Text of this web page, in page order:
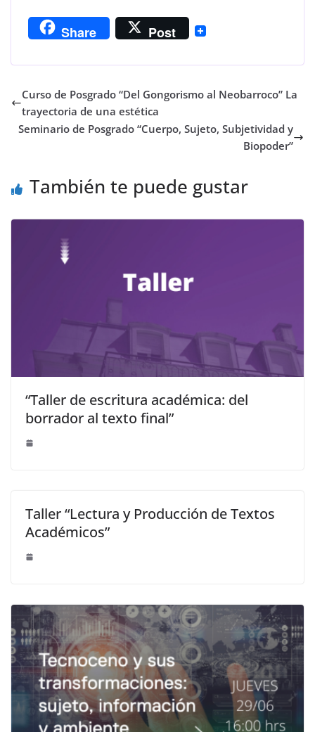
Share Post
Curso de Posgrado “Del Gongorismo al Neobarroco” La
trayectoria de una estética
Seminario de Posgrado “Cuerpo, Sujeto, Subjetividad y
Biopoder”
También te puede gustar
“Taller de escritura académica: del
borrador al texto final”
Taller “Lectura y Producción de Textos
Académicos”